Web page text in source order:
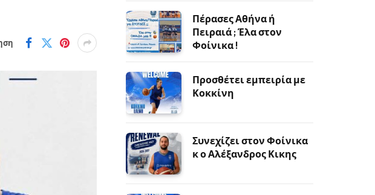
Πέρασες Αθήνα ή
Πειραιά ; Έλα στον
Φοίνικα !
Προσθέτει εμπειρία με
Κοκκίνη
Συνεχίζει στον Φοίνικα
κ ο Αλέξανδρος Κικης